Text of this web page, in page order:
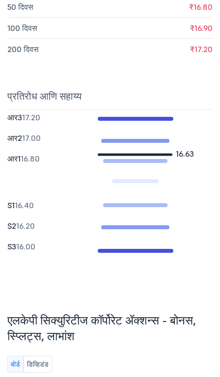
50 दिवस ₹16.80
100 दिवस ₹16.90
200 दिवस ₹17.20
प्रतिरोध आणि सहाय्य
16.63
आर317.20
आर217.00
आर116.80
S116.40
S216.20
S316.00
एलकेपी सिक्युरिटीज कॉर्पोरेट ॲक्शन्स - बोनस,
स्प्लिट्स, लाभांश
बोर्ड डिव्हिडंड